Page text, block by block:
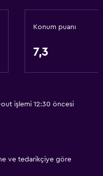
Konum puanı
7,3
işlemi 12:30 öncesi
ve tedarikçiye göre